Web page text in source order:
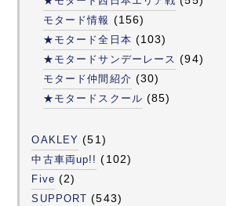
モタード情報 (156)
★モタード全日本 (103)
★モタードサンデーレース (94)
モタード仲間紹介 (30)
★モタードスクール (85)
OAKLEY (51)
中古車両up!! (102)
Five (2)
SUPPORT (543)